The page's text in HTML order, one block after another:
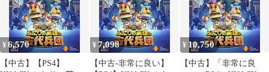
¥6,570
【中古】【PS4】
¥ 7,098
【中古-非常に良い】
¥ 10,750
【中古】「非常に良